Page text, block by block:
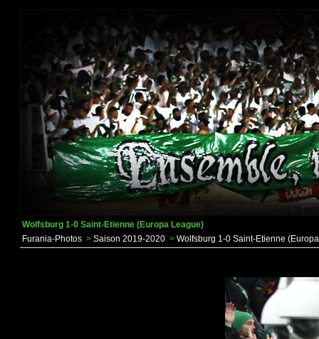
Wolfsburg 1-0 Saint-Etienne (Europa League)
Furania-Photos > Saison 2019-2020 > Wolfsburg 1-0 Saint-Etienne